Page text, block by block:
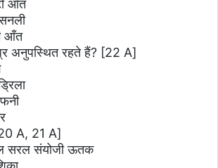
आँत
आँत
अनुपस्थित रहते हैं? [22 A]
A, 21 A]
सरल संयोजी ऊतक